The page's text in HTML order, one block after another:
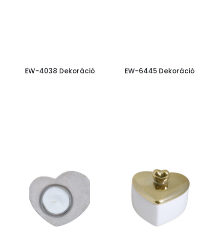
EW-4038 Dekoráció EW-6445 Dekoráció